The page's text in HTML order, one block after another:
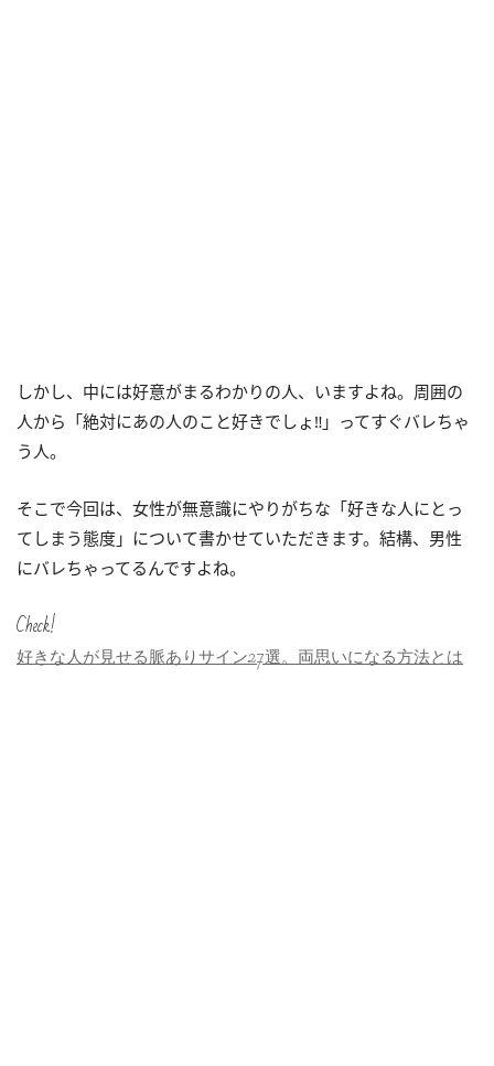
しかし、中には好意がまるわかりの人、いますよね。周囲の
人から「絶対にあの人のこと好きでしょ‼」ってすぐバレちゃ
う人。
そこで今回は、女性が無意識にやりがちな「好きな人にとっ
てしまう態度」について書かせていただきます。結構、男性
にバレちゃってるんですよね。
Check!
好きな人が見せる脈ありサイン27選。両思いになる方法とは